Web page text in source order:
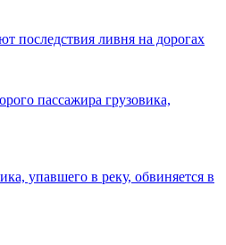
последствия ливня на дорогах
пассажира грузовика,
упавшего в реку, обвиняется в